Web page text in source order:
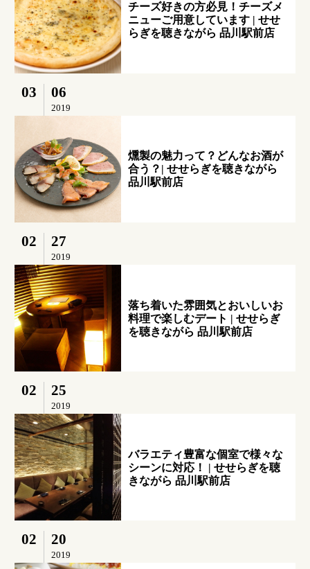
チーズ好きの方必見！チーズメ
ニューご用意しています | せせ
らぎを聴きながら 品川駅前店
03 06
2019
燻製の魅力って？どんなお酒が
合う？| せせらぎを聴きながら
品川駅前店
02 27
2019
落ち着いた雰囲気とおいしいお
料理で楽しむデート | せせらぎ
を聴きながら 品川駅前店
02 25
2019
バラエティ豊富な個室で様々な
シーンに対応！ | せせらぎを聴
きながら 品川駅前店
02 20
2019